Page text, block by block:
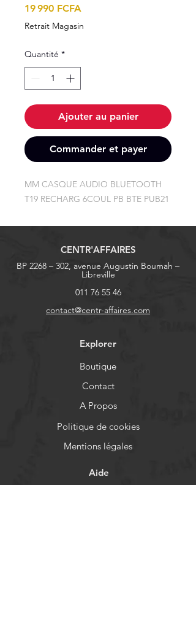
19 990 FCFA
Retrait Magasin
Quantité *
Ajouter au panier
Commander et payer
MM CASQUE AUDIO BLUETOOTH
T19 RECHARG 6COUL PB BTE PUB21
CENTR'AFFAIRES
BP 2268 – 302, avenue Augustin Boumah –
Libreville
011 76 55 46
contact@centr-affaires.com
Explorer
Boutique
Contact
A Propos
Politique de cookies
Mentions légales
Aide